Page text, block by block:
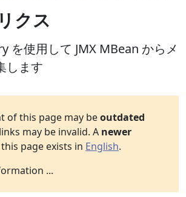
クス
を使用して JMX MBean からメ
します
of this page may beoutdated
may be invalid. A newer
page exists in English.
...